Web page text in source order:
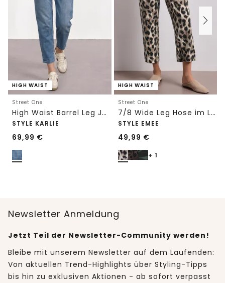
HIGH WAIST
Street One
High Waist Barrel Leg Jeans im Loose Fit
STYLE KARLIE
69,99 €
HIGH WAIST
Street One
7/8 Wide Leg Hose im Loose Fit mit Print
STYLE EMEE
49,99 €
+ 1
Newsletter Anmeldung
Jetzt Teil der Newsletter-Community werden!
Bleibe mit unserem Newsletter auf dem Laufenden:
Von aktuellen Trend-Highlights über Styling-Tipps
bis hin zu exklusiven Aktionen - ab sofort verpasst